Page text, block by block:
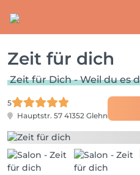
Zeit für dich
Zeit für Dich - Weil du es
5
Hauptstr. 57 41352 Glehn